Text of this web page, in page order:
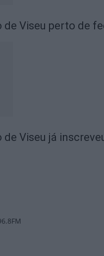
de Viseu perto de
Viseu já